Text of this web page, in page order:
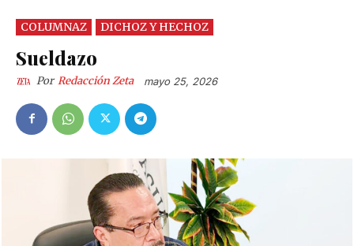
COLUMNAZ DICHOZ Y HECHOZ
Sueldazo
Por Redacción Zeta mayo 25, 2026